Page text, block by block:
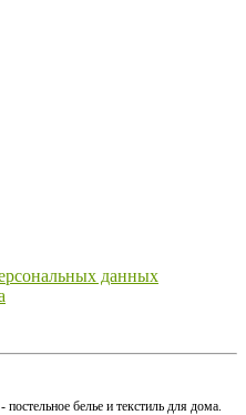
данных
белье и текстиль для дома.